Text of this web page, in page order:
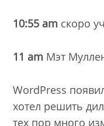
10:55 am скоро
11 am Мэт
WordPress
хотел решить
тех пор много